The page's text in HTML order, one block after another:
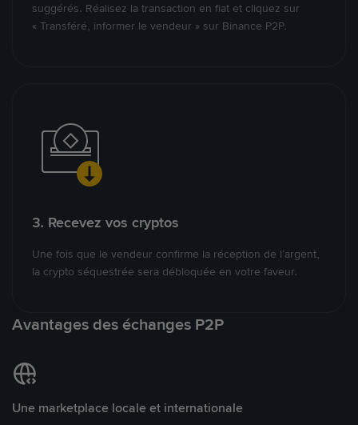
suggérés. Réalisez la transaction en fiat et cliquez sur
« Transféré, informer le vendeur » sur Binance P2P.
3. Recevez vos cryptos
Une fois que le vendeur confirme la réception de l’argent,
la crypto séquestrée sera débloquée en votre faveur.
Avantages des échanges P2P
Une marketplace locale et internationale